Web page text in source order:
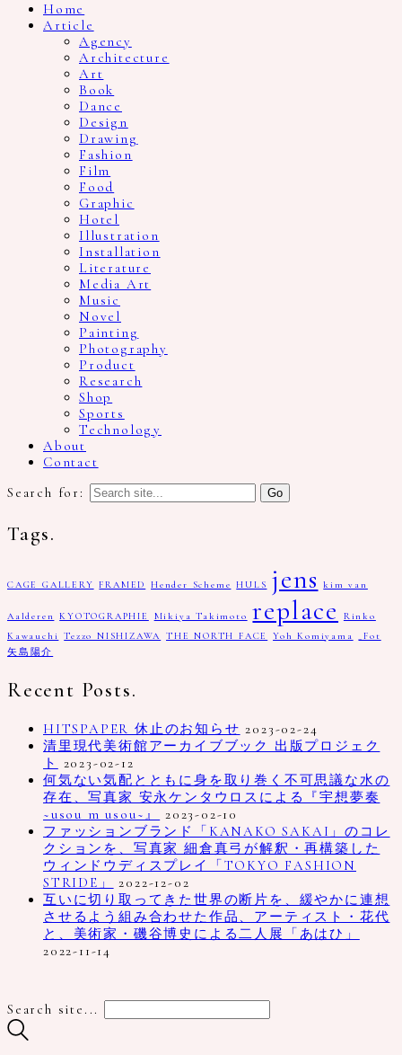
Home
Article
Agency
Architecture
Art
Book
Dance
Design
Drawing
Fashion
Film
Food
Graphic
Hotel
Illustration
Installation
Literature
Media Art
Music
Novel
Painting
Photography
Product
Research
Shop
Sports
Technology
About
Contact
Search for:
Tags.
CAGE GALLERY FRAMED Hender Scheme HULS jens kim van
Aalderen KYOTOGRAPHIE Mikiya Takimoto replace
Rinko
Kawauchi
Tezzo NISHIZAWA THE NORTH FACE Yoh Komiyama
_Fot
矢島陽介
Recent Posts.
HITSPAPER 休止のお知らせ 2023-02-24
清里現代美術館アーカイブブック 出版プロジェク
ト
2023-02-12
何気ない気配とともに身を取り巻く不可思議な水の
存在、写真家 安永ケンタウロスによる『宇想夢奏
~usou m usou~』
2023-02-10
ファッションブランド「KANAKO SAKAI」のコレ
クションを、写真家 細倉真弓が解釈・再構築した
ウィンドウディスプレイ「TOKYO FASHION
STRIDE」
2022-12-02
互いに切り取ってきた世界の断片を、緩やかに連想
させるよう組み合わせた作品、アーティスト・花代
と、美術家・磯谷博史による二人展「あはひ」
2022-11-14
Search site...